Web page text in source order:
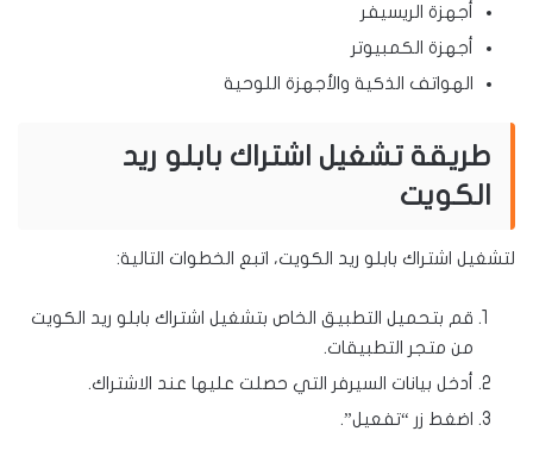
أجهزة الريسيفر
أجهزة الكمبيوتر
الهواتف الذكية والأجهزة اللوحية
طريقة تشغيل اشتراك بابلو ريد
الكويت
لتشغيل اشتراك بابلو ريد الكويت، اتبع الخطوات التالية:
قم بتحميل التطبيق الخاص بتشغيل اشتراك بابلو ريد الكويت
من متجر التطبيقات.
أدخل بيانات السيرفر التي حصلت عليها عند الاشتراك.
اضغط زر “تفعيل”.